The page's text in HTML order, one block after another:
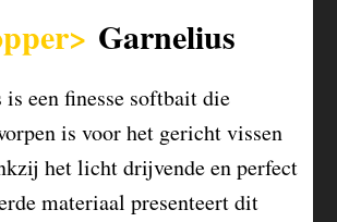
Garnelius
een finesse softbait die
is voor het gericht vissen
het licht drijvende en perfect
materiaal presenteert dit